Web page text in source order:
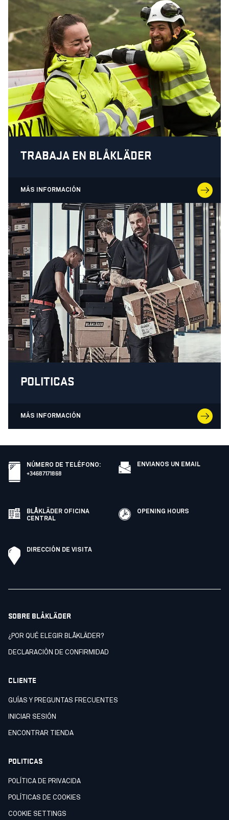
TRABAJA EN BLÅKLÄDER
MÁS INFORMACIÓN
POLITICAS
MÁS INFORMACIÓN
NÚMERO DE TELÉFONO:
+34687171868
ENVIANOS UN EMAIL
BLÅKLÄDER OFICINA
CENTRAL
OPENING HOURS
DIRECCIÓN DE VISITA
SOBRE BLÅKLÄDER
¿POR QUÉ ELEGIR BLÅKLÄDER?
DECLARACIÒN DE CONFIRMIDAD
CLIENTE
GUÍAS Y PREGUNTAS FRECUENTES
INICIAR SESIÓN
ENCONTRAR TIENDA
POLITICAS
POLÍTICA DE PRIVACIDA
POLÍTICAS DE COOKIES
COOKIE SETTINGS